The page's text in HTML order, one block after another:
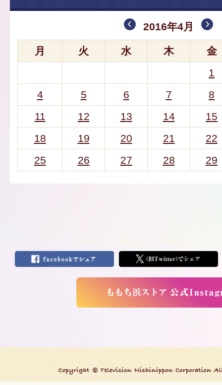
2016年4月
月 火 水 木
金
1
4
5 6 7
8
11
12 13 14
15
18
19 20 21
22
25
26 27 28 29